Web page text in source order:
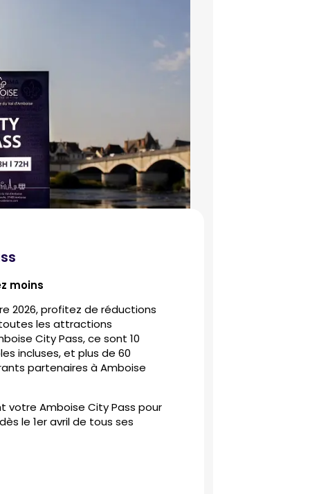
moins
2026, profitez de réductions
les attractions
City Pass, ce sont 10
incluses, et plus de 60
partenaires à Amboise
votre Amboise City Pass pour
le 1er avril de tous ses